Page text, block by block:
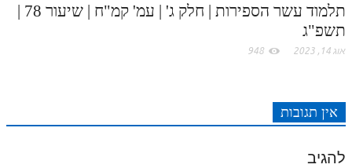
תלמוד עשר הספירות | חלק ג' | עמ' קמ"ח | שיעור 78 |
תשפ"ג
אוג 14, 2023 948
אין תגובות
להגיב